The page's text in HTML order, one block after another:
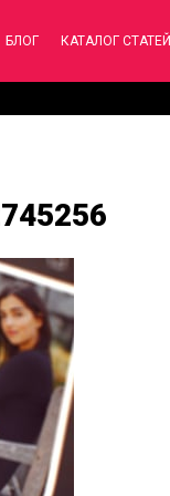
БЛОГ КАТАЛОГ СТАТЕЙ